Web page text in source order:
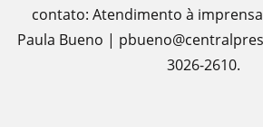
contato: Atendimento à
Paula Bueno |
3026-2610.